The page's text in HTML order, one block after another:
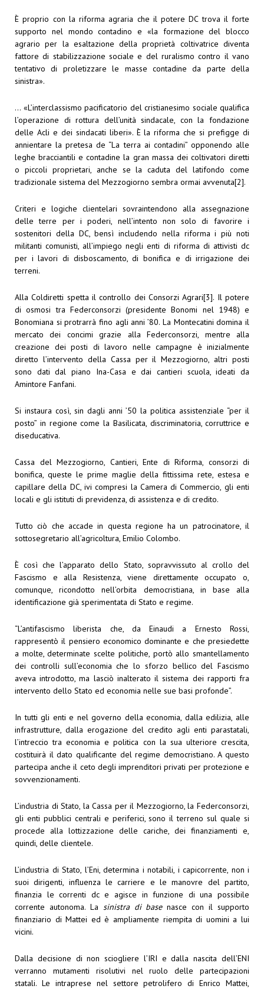
È proprio con la riforma agraria che il potere DC trova il forte
supporto nel mondo contadino e «la formazione del blocco
agrario per la esaltazione della proprietà coltivatrice diventa
fattore di stabilizzazione sociale e del ruralismo contro il vano
tentativo di proletizzare le masse contadine da parte della
sinistra».
… «L’interclassismo pacificatorio del cristianesimo sociale qualifica
l’operazione di rottura dell’unità sindacale, con la fondazione
delle Acli e dei sindacati liberi». È la riforma che si prefigge di
annientare la pretesa de “La terra ai contadini” opponendo alle
leghe bracciantili e contadine la gran massa dei coltivatori diretti
o piccoli proprietari, anche se la caduta del latifondo come
tradizionale sistema del Mezzogiorno sembra ormai avvenuta[2].
Criteri e logiche clientelari sovraintendono alla assegnazione
delle terre per i poderi, nell’intento non solo di favorire i
sostenitori della DC, bensì includendo nella riforma i più noti
militanti comunisti, all’impiego negli enti di riforma di attivisti dc
per i lavori di disboscamento, di bonifica e di irrigazione dei
terreni.
Alla Coldiretti spetta il controllo dei Consorzi Agrari[3]. Il potere
di osmosi tra Federconsorzi (presidente Bonomi nel 1948) e
Bonomiana si protrarrà fino agli anni ’80. La Montecatini domina il
mercato dei concimi grazie alla Federconsorzi, mentre alla
creazione dei posti di lavoro nelle campagne è inizialmente
diretto l’intervento della Cassa per il Mezzogiorno, altri posti
sono dati dal piano Ina-Casa e dai cantieri scuola, ideati da
Amintore Fanfani.
Si instaura così, sin dagli anni ’50 la politica assistenziale “per il
posto” in regione come la Basilicata, discriminatoria, corruttrice e
diseducativa.
Cassa del Mezzogiorno, Cantieri, Ente di Riforma, consorzi di
bonifica, queste le prime maglie della fittissima rete, estesa e
capillare della DC, ivi compresi la Camera di Commercio, gli enti
locali e gli istituti di previdenza, di assistenza e di credito.
Tutto ciò che accade in questa regione ha un patrocinatore, il
sottosegretario all’agricoltura, Emilio Colombo.
È così che l’apparato dello Stato, sopravvissuto al crollo del
Fascismo e alla Resistenza, viene direttamente occupato o,
comunque, ricondotto nell’orbita democristiana, in base alla
identificazione già sperimentata di Stato e regime.
“L’antifascismo liberista che, da Einaudi a Ernesto Rossi,
rappresentò il pensiero economico dominante e che presiedette
a molte, determinate scelte politiche, portò allo smantellamento
dei controlli sull’economia che lo sforzo bellico del Fascismo
aveva introdotto, ma lasciò inalterato il sistema dei rapporti fra
intervento dello Stato ed economia nelle sue basi profonde”.
In tutti gli enti e nel governo della economia, dalla edilizia, alle
infrastrutture, dalla erogazione del credito agli enti parastatali,
l’intreccio tra economia e politica con la sua ulteriore crescita,
costituirà il dato qualificante del regime democristiano. A questo
partecipa anche il ceto degli imprenditori privati per protezione e
sovvenzionamenti.
L’industria di Stato, la Cassa per il Mezzogiorno, la Federconsorzi,
gli enti pubblici centrali e periferici, sono il terreno sul quale si
procede alla lottizzazione delle cariche, dei finanziamenti e,
quindi, delle clientele.
L’industria di Stato, l’Eni, determina i notabili, i capicorrente, non i
suoi dirigenti, influenza le carriere e le manovre del partito,
finanzia le correnti dc e agisce in funzione di una possibile
corrente autonoma. La sinistra di basenasce con il supporto
finanziario di Mattei ed è ampliamente riempita di uomini a lui
vicini.
Dalla decisione di non sciogliere l’IRI e dalla nascita dell’ENI
verranno mutamenti risolutivi nel ruolo delle partecipazioni
statali. Le intraprese nel settore petrolifero di Enrico Mattei,